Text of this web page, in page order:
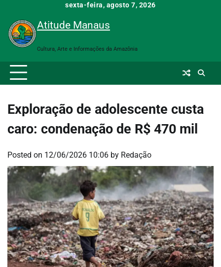
content
sexta-feira, agosto 7, 2026
Atitude Manaus
Cultura, Arte e Informações da Amazônia
Exploração de adolescente custa
caro: condenação de R$ 470 mil
Posted on 12/06/2026 10:06 by Redação